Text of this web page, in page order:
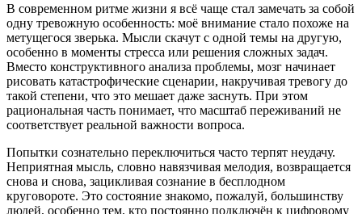
В современном ритме жизни я всё чаще стал замечать за собой
одну тревожную особенность: моё внимание стало похоже на
метущегося зверька. Мысли скачут с одной темы на другую,
особенно в моменты стресса или решения сложных задач.
Вместо конструктивного анализа проблемы, мозг начинает
рисовать катастрофические сценарии, накручивая тревогу до
такой степени, что это мешает даже заснуть. При этом
рациональная часть понимает, что масштаб переживаний не
соответствует реальной важности вопроса.
Попытки сознательно переключиться часто терпят неудачу.
Неприятная мысль, словно навязчивая мелодия, возвращается
снова и снова, зацикливая сознание в бесплодном
круговороте. Это состояние знакомо, пожалуй, большинству
людей, особенно тем, кто постоянно подключён к цифровому